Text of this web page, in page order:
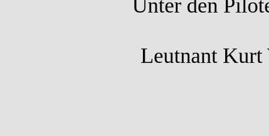
Unter den
Leutnant Kurt